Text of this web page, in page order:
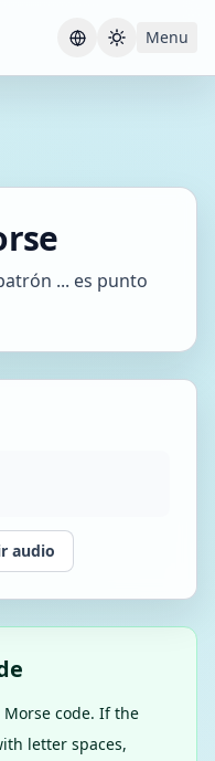
Current
Menu
... es punto
audio
Morse code. If the
letter spaces,